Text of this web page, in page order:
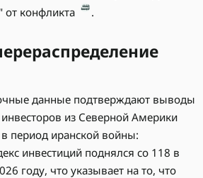
от конфликта
.
данные подтверждают выводы
из Северной Америки
период иранской войны:
инвестиций поднялся со 118 в
году, что указывает на то, что